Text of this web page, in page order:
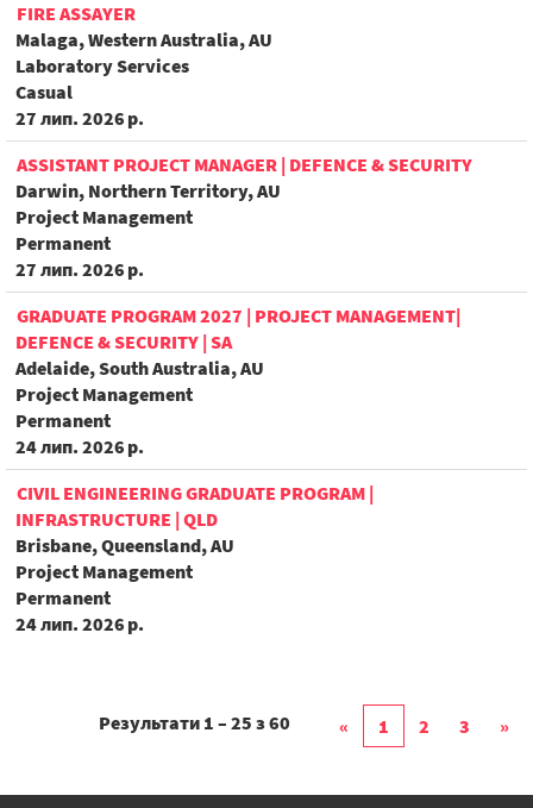
FIRE ASSAYER
Malaga, Western Australia, AU
Laboratory Services
Casual
27 лип. 2026 р.
ASSISTANT PROJECT MANAGER | DEFENCE & SECURITY
Darwin, Northern Territory, AU
Project Management
Permanent
27 лип. 2026 р.
GRADUATE PROGRAM 2027 | PROJECT MANAGEMENT|
DEFENCE & SECURITY | SA
Adelaide, South Australia, AU
Project Management
Permanent
24 лип. 2026 р.
CIVIL ENGINEERING GRADUATE PROGRAM |
INFRASTRUCTURE | QLD
Brisbane, Queensland, AU
Project Management
Permanent
24 лип. 2026 р.
Результати 1 – 25 з60 « 1 2 3 »